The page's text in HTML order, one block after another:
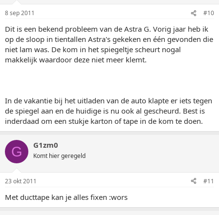
8 sep 2011 #10
Dit is een bekend probleem van de Astra G. Vorig jaar heb ik
op de sloop in tientallen Astra's gekeken en één gevonden die
niet lam was. De kom in het spiegeltje scheurt nogal
makkelijk waardoor deze niet meer klemt.
In de vakantie bij het uitladen van de auto klapte er iets tegen
de spiegel aan en de huidige is nu ook al gescheurd. Best is
inderdaad om een stukje karton of tape in de kom te doen.
G G1zm0
Komt hier geregeld
23 okt 2011 #11
Met ducttape kan je alles fixen :wors